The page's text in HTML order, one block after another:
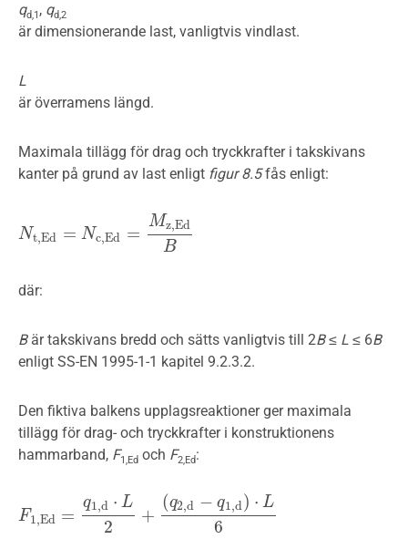
qd,1 , qd,2
är dimensionerande last, vanligtvis vindlast.
L
är överramens längd.
Maximala tillägg för drag­ och tryckkrafter i takskivans
kanter på grund av last enligt figur 8.5fås enligt:
Nt,Ed = Nc,Ed =
Mz,Ed
B
Nt,Ed= Nc Ed= Mz Ed B
där:
B är takskivans bredd och sätts vanligtvis till 2B≤ L ≤ 6B
enligt SS-EN 1995-1-1 kapitel 9.2.3.2.
Den fiktiva balkens upplagsreaktioner ger maximala
tillägg för drag- och tryckkrafter i konstruktionens
hammarband, F1,Ed och F2,Ed:
F1,Ed =
q1,d ⋅ L
2
+
(q2,d − q1,d) ⋅ L
6
F1 Ed= q1 d⋅L2+(q2 d− q1,d)⋅L6